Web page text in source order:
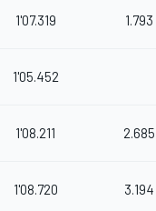
1'07.319 1.793
1'05.452
1'08.211 2.685
1'08.720 3.194